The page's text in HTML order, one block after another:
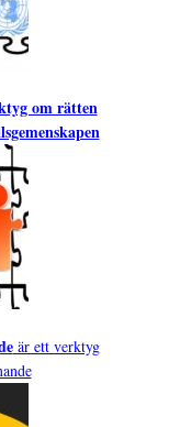
om rätten
är ett verktyg